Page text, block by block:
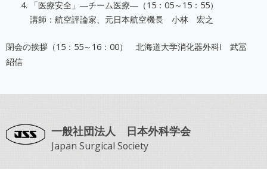
「医療安全」―チーム医療―（15：05～15：55）
講師：航空評論家、元日本航空機長 小林 宏之
閉会の挨拶（15：55～16：00） 北海道大学消化器外科I 武冨
紹信
一般社団法人 日本外科学会
Japan Surgical Society